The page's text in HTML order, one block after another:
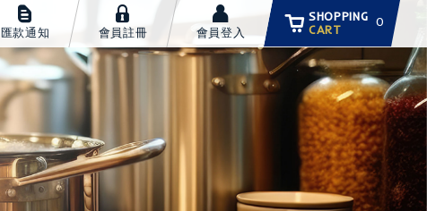
匯款通知 會員註冊 會員登入
SHOPPING
CART
0